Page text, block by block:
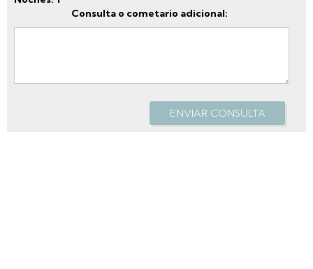
Consulta o cometario adicional:
ENVIAR CONSULTA